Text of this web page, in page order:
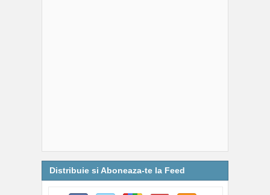
Distribuie si Aboneaza-te la Feed